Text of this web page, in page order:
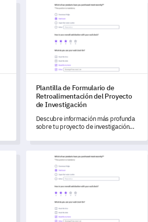
de Servicios Bibliotecarios
Plantilla de Formulario de
Plantilla de Formulario de
Retroalimentación del Proyecto
de Investigación
Descubre información más profunda
sobre tu proyecto de investigación
retroalimentación integral.
a Distancia
Plantilla de Encuesta de